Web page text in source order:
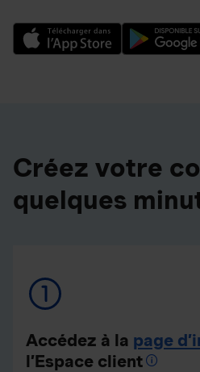
Créez votre
quelques
Accédez à la page
l’Espace client